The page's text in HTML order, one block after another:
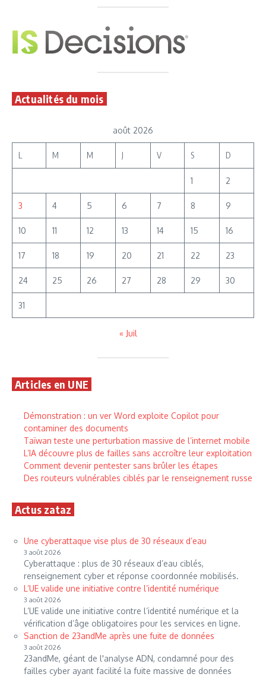
Actualités du mois
août 2026
L M M J V S D
1 2
3 4 5 6 7 8 9
10 11 12 13 14 15 16
17 18 19 20 21 22 23
24 25 26 27 28 29 30
31
« Juil
Articles en UNE
Démonstration : un ver Word exploite Copilot pour
contaminer des documents
Taïwan teste une perturbation massive de l’internet mobile
L’IA découvre plus de failles sans accroître leur exploitation
Comment devenir pentester sans brûler les étapes
Des routeurs vulnérables ciblés par le renseignement russe
Actus zataz
Une cyberattaque vise plus de 30 réseaux d’eau
3 août 2026
Cyberattaque : plus de 30 réseaux d’eau ciblés,
renseignement cyber et réponse coordonnée mobilisés.
L’UE valide une initiative contre l’identité numérique
3 août 2026
L’UE valide une initiative contre l’identité numérique et la
vérification d’âge obligatoires pour les services en ligne.
Sanction de 23andMe après une fuite de données
3 août 2026
23andMe, géant de l'analyse ADN, condamné pour des
failles cyber ayant facilité la fuite massive de données